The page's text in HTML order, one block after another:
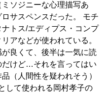
ソジニーな心理描写あ
サスペンスだった。 モチ
トス/エディプス・コンプ
アなどが使われている。
良くて、後半は一気に読
だけど…それを言ってはい
（人間性を疑われそう）
して使われる岡村孝子の